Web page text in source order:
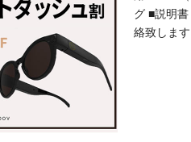
グ ■説明
絡致します